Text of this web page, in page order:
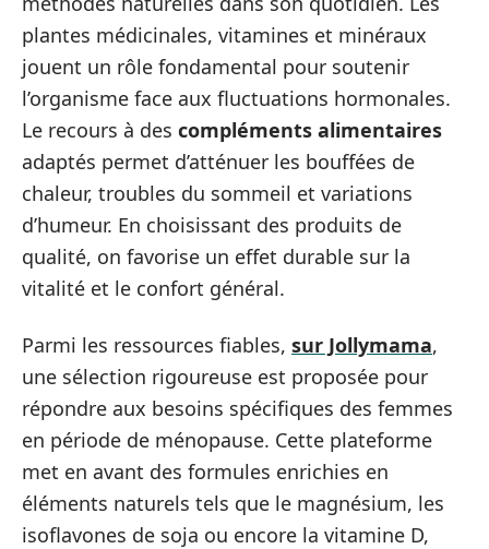
plantes médicinales, vitamines et minéraux
jouent un rôle fondamental pour soutenir
l’organisme face aux fluctuations hormonales.
Le recours à des compléments alimentaires
adaptés permet d’atténuer les bouffées de
chaleur, troubles du sommeil et variations
d’humeur. En choisissant des produits de
qualité, on favorise un effet durable sur la
vitalité et le confort général.
Parmi les ressources fiables, sur Jollymama,
une sélection rigoureuse est proposée pour
répondre aux besoins spécifiques des femmes
en période de ménopause. Cette plateforme
met en avant des formules enrichies en
éléments naturels tels que le magnésium, les
isoflavones de soja ou encore la vitamine D,